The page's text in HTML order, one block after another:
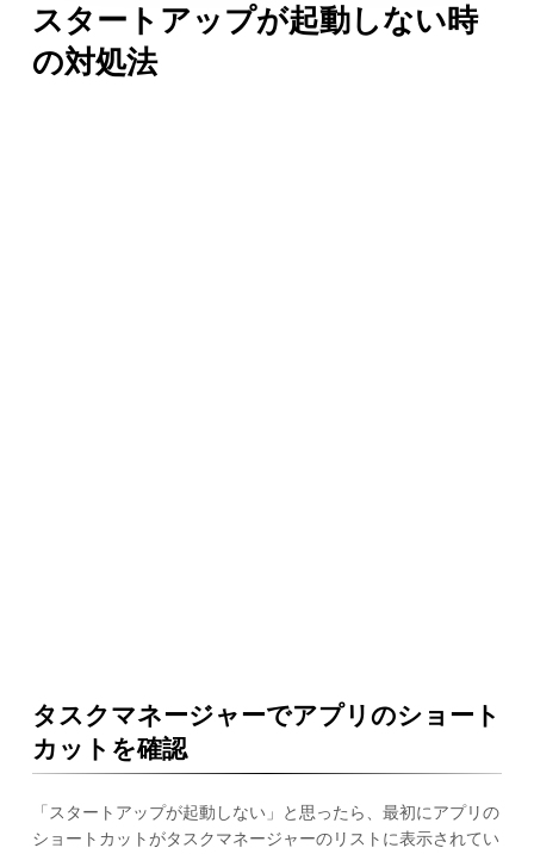
スタートアップが起動しない時
の対処法
タスクマネージャーでアプリのショート
カットを確認
「スタートアップが起動しない」と思ったら、最初にアプリの
ショートカットがタスクマネージャーのリストに表示されてい